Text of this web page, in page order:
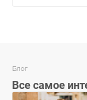
Блог
Все самое